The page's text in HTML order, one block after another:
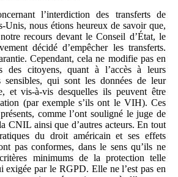
l’interdiction des transferts de
Unis, nous étions heureux de savoir que,
recours devant le Conseil d’État, le
décidé d’empêcher les transferts.
Cependant, cela ne modifie pas en
des citoyens, quant à l’accès à leurs
sensibles, qui sont les données de leur
et vis-à-vis desquelles ils peuvent être
(par exemple s’ils ont le VIH). Ces
comme l’ont souligné le juge de
CNIL ainsi que d’autres acteurs. En tout
du droit américain et ses effets
pas conformes, dans le sens qu’ils ne
minimums de la protection telle
exigée par le RGPD. Elle ne l’est pas en